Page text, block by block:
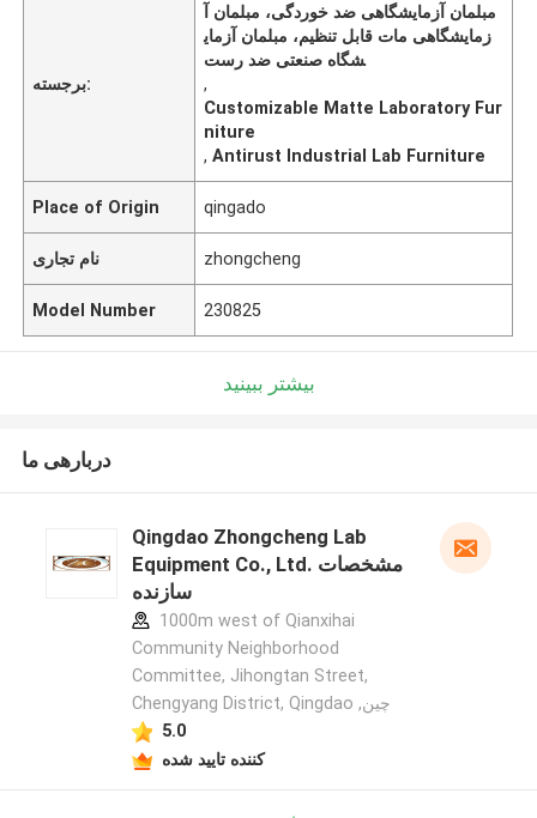
برجسته:
مبلمان آزمایشگاهی ضد خوردگی، مبلمان آ
زمایشگاهی مات قابل تنظیم، مبلمان آزمای
شگاه صنعتی ضد رست
,
Customizable Matte Laboratory Fur
niture
,Antirust Industrial Lab Furniture
Place of Origin qingado
نام تجاری zhongcheng
Model Number 230825
بیشتر ببینید
دربارهی ما
Qingdao Zhongcheng Lab
Equipment Co., Ltd. مشخصات
سازنده
1000m west of Qianxihai
Community Neighborhood
Committee, Jihongtan Street,
Chengyang District, Qingdao ,چین
5.0
کننده تایید شده